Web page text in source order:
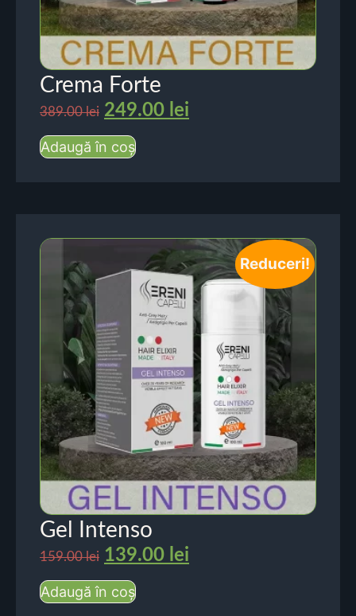
Crema Forte
389.00lei 249.00 lei
Adaugă în coș
Reduceri!
Gel Intenso
159.00lei 139.00 lei
Adaugă în coș